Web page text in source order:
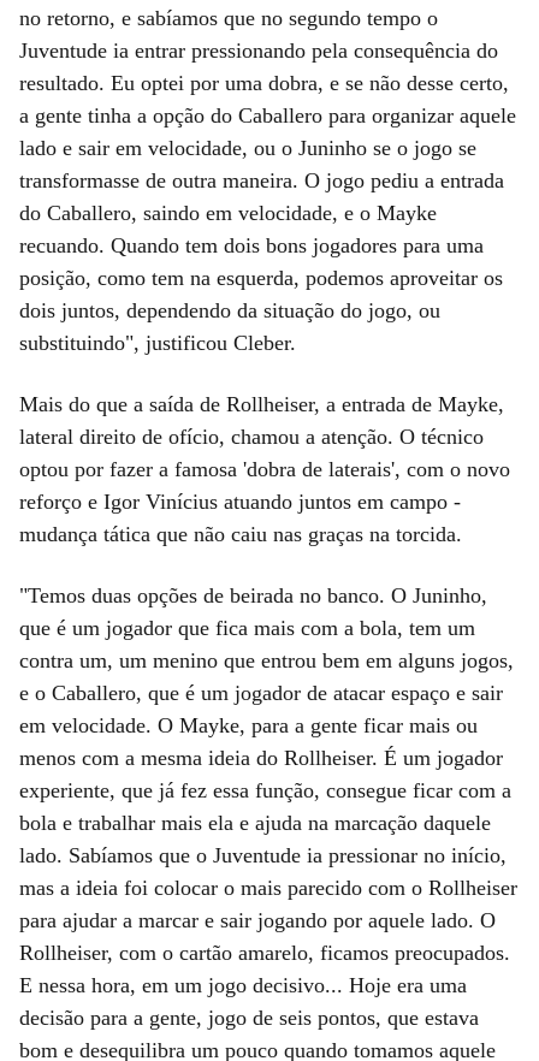
no retorno, e sabíamos que no segundo tempo o
Juventude ia entrar pressionando pela consequência do
resultado. Eu optei por uma dobra, e se não desse certo,
a gente tinha a opção do Caballero para organizar aquele
lado e sair em velocidade, ou o Juninho se o jogo se
transformasse de outra maneira. O jogo pediu a entrada
do Caballero, saindo em velocidade, e o Mayke
recuando. Quando tem dois bons jogadores para uma
posição, como tem na esquerda, podemos aproveitar os
dois juntos, dependendo da situação do jogo, ou
substituindo", justificou Cleber.
Mais do que a saída de Rollheiser, a entrada de Mayke,
lateral direito de ofício, chamou a atenção. O técnico
optou por fazer a famosa 'dobra de laterais', com o novo
reforço e Igor Vinícius atuando juntos em campo -
mudança tática que não caiu nas graças na torcida.
"Temos duas opções de beirada no banco. O Juninho,
que é um jogador que fica mais com a bola, tem um
contra um, um menino que entrou bem em alguns jogos,
e o Caballero, que é um jogador de atacar espaço e sair
em velocidade. O Mayke, para a gente ficar mais ou
menos com a mesma ideia do Rollheiser. É um jogador
experiente, que já fez essa função, consegue ficar com a
bola e trabalhar mais ela e ajuda na marcação daquele
lado. Sabíamos que o Juventude ia pressionar no início,
mas a ideia foi colocar o mais parecido com o Rollheiser
para ajudar a marcar e sair jogando por aquele lado. O
Rollheiser, com o cartão amarelo, ficamos preocupados.
E nessa hora, em um jogo decisivo... Hoje era uma
decisão para a gente, jogo de seis pontos, que estava
bom e desequilibra um pouco quando tomamos aquele